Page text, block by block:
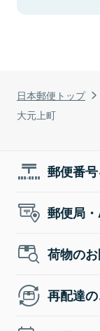
日本郵便トップ
大元上町
郵便番
郵便局
荷物の
再配達